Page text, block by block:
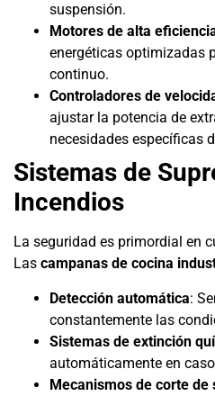
suspensión.
Motores de alta
energéticas optimizadas
continuo.
Controladores de
ajustar la potencia de
necesidades específicas
Sistemas de
Incendios
La seguridad es primordial en
Las campanas de cocina
Detección automática:
constantemente las
Sistemas de extinción
automáticamente en
Mecanismos de corte de